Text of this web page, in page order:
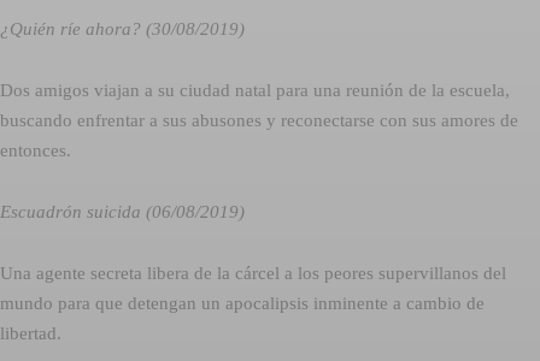
¿Quién ríe ahora? (30/08/2019)
Dos amigos viajan a su ciudad natal para una reunión de la escuela,
buscando enfrentar a sus abusones y reconectarse con sus amores de
entonces.
Escuadrón suicida (06/08/2019)
Una agente secreta libera de la cárcel a los peores supervillanos del
mundo para que detengan un apocalipsis inminente a cambio de
libertad.